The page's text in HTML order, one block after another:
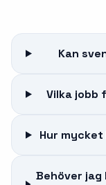
Kan
Vilka jobb
Hur
Behöver